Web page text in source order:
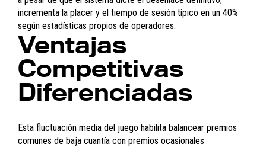
incrementa la placer y el tiempo de sesión típico en un 40%
según estadísticas propios de operadores.
Ventajas
Competitivas
Diferenciadas
Esta fluctuación media del juego habilita balancear premios
comunes de baja cuantía con premios ocasionales